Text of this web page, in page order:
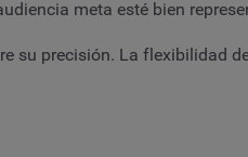
meta esté bien
su precisión. La flexibilidad